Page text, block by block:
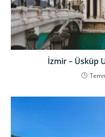
İzmir – Üsküp